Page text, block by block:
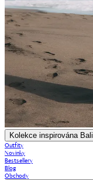
Kolekce inspirována Bali
Outfity
Novinky
Bestsellery
Blog
Obchody